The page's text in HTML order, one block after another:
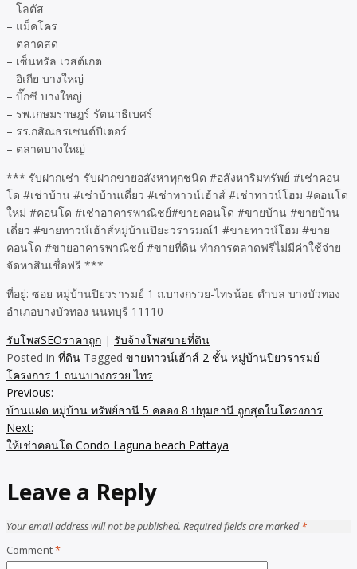
– โลตัส
– แม็คโคร
– ตลาดสด
– เซ็นทรัล เวสต์เกต
– อิเกีย บางใหญ่
– บิ๊กซี บางใหญ่
– รพ.เกษมราษฎร์ รัตนาธิเบศร์
– รร.กสิณธรเซนต์ปีเตอร์
– ตลาดบางใหญ่
*** รับฝากเช่า-รับฝากขายอสังหาทุกชนิด #อสังหาริมทรัพย์ #เช่าคอน
โด #เช่าบ้าน #เช่าบ้านเดี่ยว #เช่าทาวน์เฮ้าส์ #เช่าทาวน์โฮม #คอนโด
ใหม่ #คอนโด #เช่าอาคารพาณิชย์#ขายคอนโด #ขายบ้าน #ขายบ้าน
เดี่ยว #ขายทาวน์เฮ้าส์หมู่บ้านปิยะวรารมณ์1 #ขายทาวน์โฮม #ขาย
คอนโด #ขายอาคารพาณิชย์ #ขายที่ดิน ทำการตลาดฟรีไม่มีค่าใช้จ่าย
จัดหาสินเชื่อฟรี ***
ที่อยู่: ซอย หมู่บ้านปิยวรารมย์ 1 ถ.บางกรวย-ไทรน้อย ตำบล บางบัวทอง
อำเภอบางบัวทอง นนทบุรี 11110
รับโพสSEOราคาถูก | รับจ้างโพสขายที่ดิน
Posted in ที่ดิน Tagged ขายทาวน์เฮ้าส์ 2 ชั้น หมู่บ้านปิยวรารมย์
โครงการ 1 ถนนบางกรวย ไทร
Post
navigation
Previous:
บ้านแฝด หมู่บ้าน ทรัพย์ธานี 5 คลอง 8 ปทุมธานี ถูกสุดในโครงการ
Next:
ให้เช่าคอนโด Condo Laguna beach Pattaya
Leave a Reply
Your email address will not be published. Required fields are marked*
Comment*